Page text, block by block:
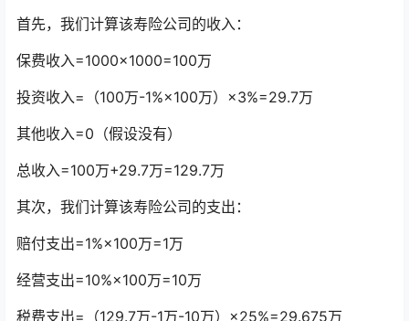
首先，我们计算该寿险公司的收入：
保费收入=1000×1000=100万
投资收入=（100万-1%×100万）×3%=29.7万
其他收入=0（假设没有）
总收入=100万+29.7万=129.7万
其次，我们计算该寿险公司的支出：
赔付支出=1%×100万=1万
经营支出=10%×100万=10万
税费支出=（129.7万-1万-10万）×25%=29.675万